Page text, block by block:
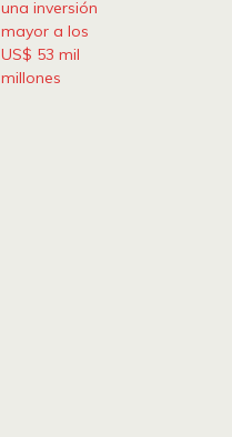
una inversión
mayor a los
US$ 53 mil
millones